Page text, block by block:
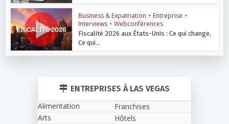
Business & Expatriation • Entreprise •
Interviews • Webconférences
Fiscalité 2026 aux États-Unis : Ce qui change,
Ce qui...
ENTREPRISES À LAS VEGAS
Alimentation
Arts
Franchises
Hôtels